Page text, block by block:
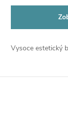
Vysoce estetický